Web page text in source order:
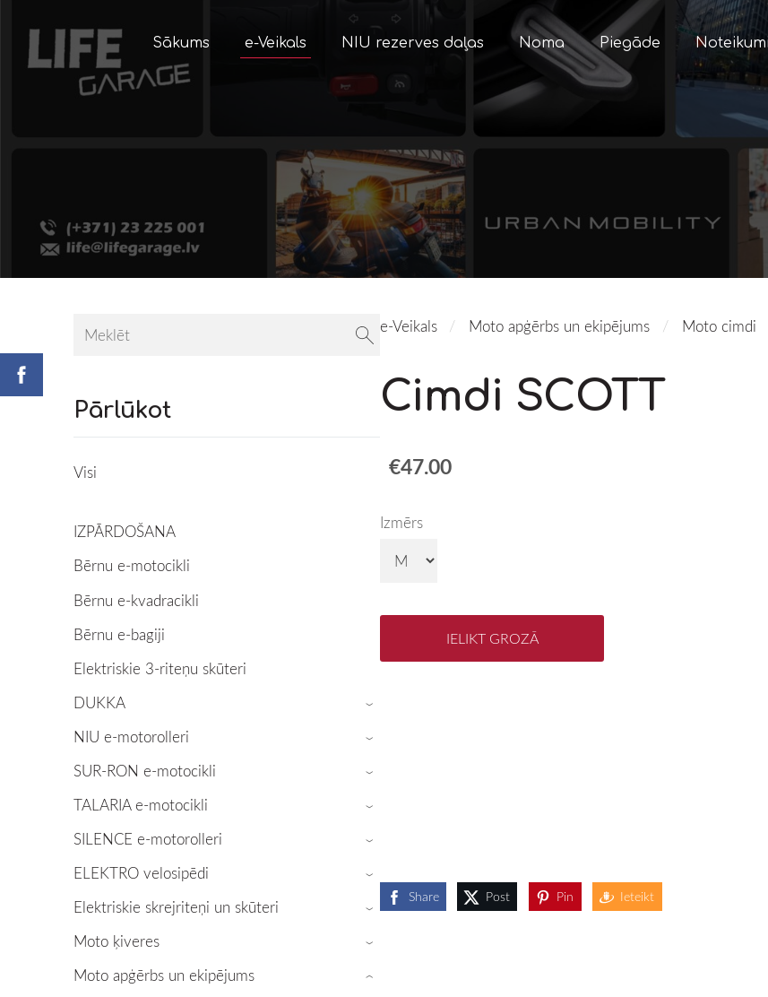
Sākums e-Veikals NIU rezerves daļas Noma Piegāde Noteikumi
Pārlūkot
Visi
IZPĀRDOŠANA
Bērnu e-motocikli
Bērnu e-kvadracikli
Bērnu e-bagiji
Elektriskie 3-riteņu skūteri
DUKKA
›
NIU e-motorolleri ›
SUR-RON e-motocikli ›
TALARIA e-motocikli ›
SILENCE e-motorolleri ›
ELEKTRO velosipēdi ›
Elektriskie skrejriteņi un skūteri ›
Moto ķiveres ›
Moto apģērbs un ekipējums ›
e-Veikals Moto apģērbs un ekipējums Moto cimdi
Cimdi SCOTT
€47.00
Izmērs
IELIKT GROZĀ
Share Post Pin Ieteikt